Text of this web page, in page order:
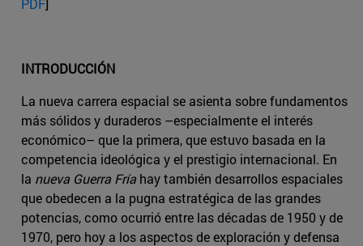
INTRODUCCIÓN
La nueva carrera espacial se asienta sobre fundamentos
más sólidos y duraderos –especialmente el interés
económico– que la primera, que estuvo basada en la
competencia ideológica y el prestigio internacional. En
la nueva Guerra Fríahay también desarrollos espaciales
que obedecen a la pugna estratégica de las grandes
potencias, como ocurrió entre las décadas de 1950 y de
1970, pero hoy a los aspectos de exploración y defensa